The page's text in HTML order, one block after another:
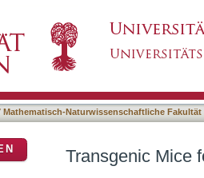
Mathematisch-Naturwissenschaftliche Fakultät
Transgenic Mice